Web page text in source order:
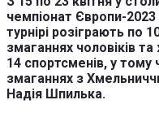
чемпіонат Європи-
турнірі розіграють по
змаганнях чоловіків
14 спортсменів, у тому
змаганнях з
Надія Шпилька.